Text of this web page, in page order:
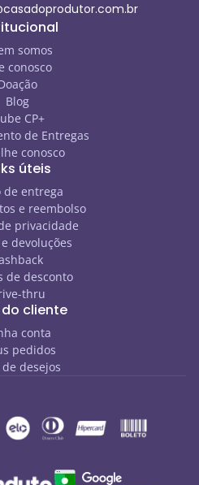
somos
conosco
Blog
CP+
de Entregas
conosco
úteis
de entrega
e reembolso
privacidade
devoluções
de desconto
thru
cliente
conta
pedidos
de desejos